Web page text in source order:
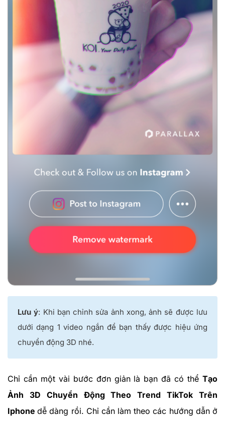
Lưu ý: Khi bạn chỉnh sửa ảnh xong, ảnh sẽ được lưu
dưới dạng 1 video ngắn để bạn thấy được hiệu ứng
chuyển động 3D nhé.
Chỉ cần một vài bước đơn giản là bạn đã có thể Tạo
Ảnh 3D Chuyển Động Theo Trend TikTok Trên
Iphonedễ dàng rồi. Chỉ cần làm theo các hướng dẫn ở